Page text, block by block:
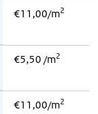
€11,00/m2
€5,50 /m2
€11,00/m2